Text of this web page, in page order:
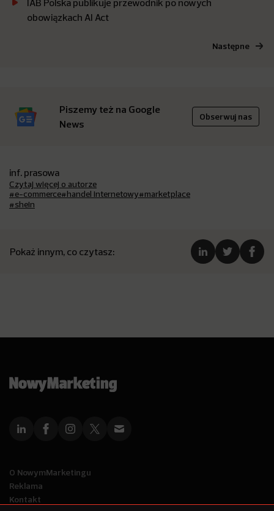
IAB Polska publikuje przewodnik po nowych
obowiązkach AI Act
Następne
Piszemy też na Google
News
Obserwuj nas
inf. prasowa
Czytaj więcej o autorze
#e-commerce#handel internetowy#marketplace
#shein
Pokaż innym, co czytasz:
O NowymMarketingu
Reklama
Kontakt